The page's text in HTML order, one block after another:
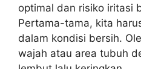
optimal dan risiko iritasi
Pertama-tama, kita
dalam kondisi bersih.
wajah atau area tubuh